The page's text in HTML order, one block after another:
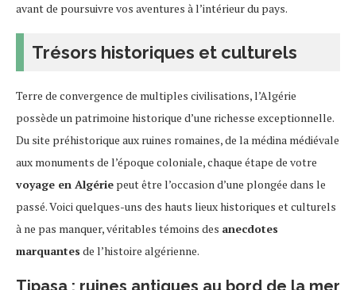
avant de poursuivre vos aventures à l’intérieur du pays.
Trésors historiques et culturels
Terre de convergence de multiples civilisations, l’Algérie
possède un patrimoine historique d’une richesse exceptionnelle.
Du site préhistorique aux ruines romaines, de la médina médiévale
aux monuments de l’époque coloniale, chaque étape de votre
voyage en Algérie peut être l’occasion d’une plongée dans le
passé. Voici quelques-uns des hauts lieux historiques et culturels
à ne pas manquer, véritables témoins des anecdotes
marquantes de l’histoire algérienne.
Tipasa : ruines antiques au bord de la mer